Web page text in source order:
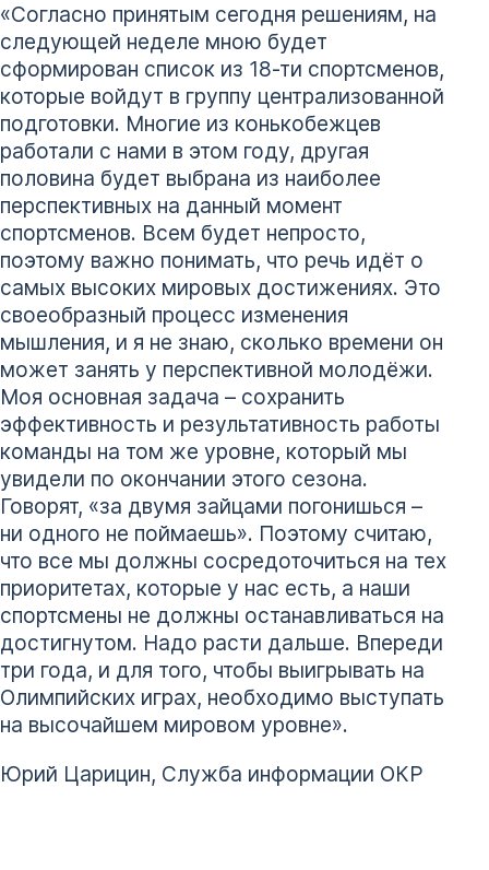
«Согласно принятым сегодня решениям, на
следующей неделе мною будет
сформирован список из 18-ти спортсменов,
которые войдут в группу централизованной
подготовки. Многие из конькобежцев
работали с нами в этом году, другая
половина будет выбрана из наиболее
перспективных на данный момент
спортсменов. Всем будет непросто,
поэтому важно понимать, что речь идёт о
самых высоких мировых достижениях. Это
своеобразный процесс изменения
мышления, и я не знаю, сколько времени он
может занять у перспективной молодёжи.
Моя основная задача – сохранить
эффективность и результативность работы
команды на том же уровне, который мы
увидели по окончании этого сезона.
Говорят, «за двумя зайцами погонишься –
ни одного не поймаешь». Поэтому считаю,
что все мы должны сосредоточиться на тех
приоритетах, которые у нас есть, а наши
спортсмены не должны останавливаться на
достигнутом. Надо расти дальше. Впереди
три года, и для того, чтобы выигрывать на
Олимпийских играх, необходимо выступать
на высочайшем мировом уровне».
Юрий Царицин, Служба информации ОКР